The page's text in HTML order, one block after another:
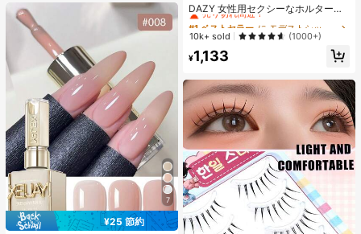
7
¥25 節約
#1 ベストセラー
光沢のある ジェルネイルポリッシュ
DAZY 女性用セクシーなホルターネ
ック リボン ストラップ ルーチェ シ
アー ビーチカバーアップ水着ラッ
プ、夏のY2Kロングスリーブ女性用
トップス オフショル
売り切れ間近！
#1 ベストセラー
売り切れ間近！
#1 ベストセラー
売り切れ間近！
#1 ベストセラー
売り切れ間近！
10k+ sold (1000+)
¥1,133